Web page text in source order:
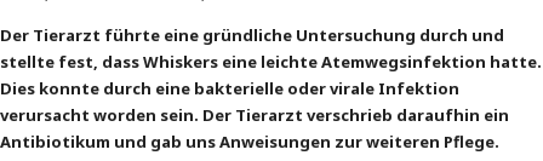
Der Tierarzt führte eine gründliche Untersuchung durch und
stellte fest, dass Whiskers eine leichte Atemwegsinfektion hatte.
Dies konnte durch eine bakterielle oder virale Infektion
verursacht worden sein. Der Tierarzt verschrieb daraufhin ein
Antibiotikum und gab uns Anweisungen zur weiteren Pflege.